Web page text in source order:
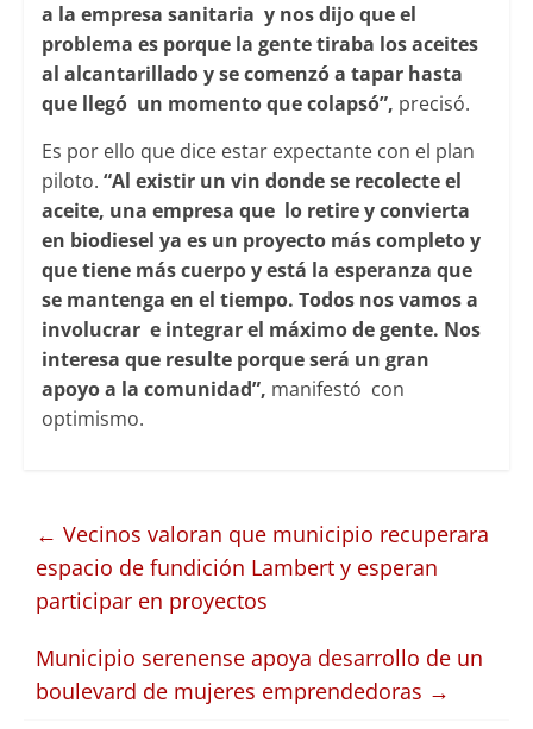
a la empresa sanitaria y nos dijo que el
problema es porque la gente tiraba los aceites
al alcantarillado y se comenzó a tapar hasta
que llegó un momento que colapsó”, precisó.
Es por ello que dice estar expectante con el plan
piloto. “Al existir un vin donde se recolecte el
aceite, una empresa que lo retire y convierta
en biodiesel ya es un proyecto más completo y
que tiene más cuerpo y está la esperanza que
se mantenga en el tiempo. Todos nos vamos a
involucrar e integrar el máximo de gente. Nos
interesa que resulte porque será un gran
apoyo a la comunidad”, manifestó con
optimismo.
← Vecinos valoran que municipio recuperara
espacio de fundición Lambert y esperan
participar en proyectos
Municipio serenense apoya desarrollo de un
boulevard de mujeres emprendedoras →